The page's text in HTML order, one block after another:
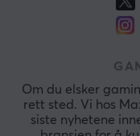
Om du elsker
rett sted. Vi hos
siste nyhetene